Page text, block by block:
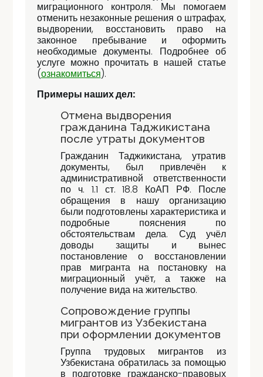
миграционного контроля. Мы помогаем
отменить незаконные решения о штрафах,
выдворении, восстановить право на
законное пребывание и оформить
необходимые документы. Подробнее об
услуге можно прочитать в нашей статье
(ознакомиться).
Примеры наших дел:
Отмена выдворения
гражданина Таджикистана
после утраты документов
Гражданин Таджикистана, утратив
документы, был привлечён к
административной ответственности
по ч. 1.1 ст. 18.8 КоАП РФ. После
обращения в нашу организацию
были подготовлены характеристика и
подробные пояснения по
обстоятельствам дела. Суд учёл
доводы защиты и вынес
постановление о восстановлении
прав мигранта на постановку на
миграционный учёт, а также на
получение вида на жительство.
Сопровождение группы
мигрантов из Узбекистана
при оформлении документов
Группа трудовых мигрантов из
Узбекистана обратилась за помощью
в подготовке гражданско-правовых